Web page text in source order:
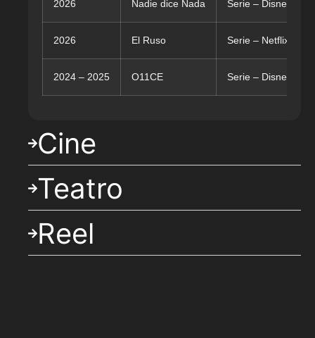
2026 Nadie dice Nada Serie – Disney+
2026 El Ruso Serie – Netflix
2024 – 2025 O11CE Serie – Disney+
Cine
Teatro
Reel